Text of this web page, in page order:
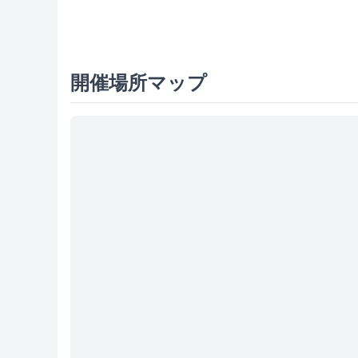
開催場所マップ